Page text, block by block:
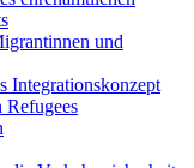
und
Integrationskonzept